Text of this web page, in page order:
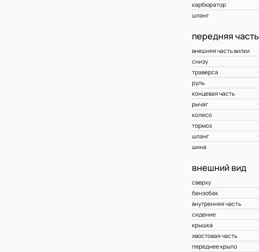
карбюратор
шланг
передняя часть
внешняя часть вилки
снизу
траверса
руль
концевая часть
рычаг
колесо
тормоз
шланг
шина
внешний вид
сверху
бензобак
внутренняя часть
сидение
крышка
хвостовая часть
переднее крыло